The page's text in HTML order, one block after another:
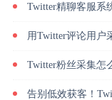
Twitter精聊客服系
用Twitter评论用户
Twitter粉丝采集怎
告别低效获客！